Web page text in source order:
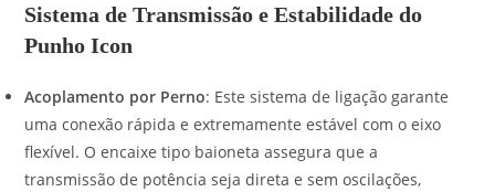
Sistema de Transmissão e Estabilidade do
Punho Icon
Acoplamento por Perno: Este sistema de ligação garante
uma conexão rápida e extremamente estável com o eixo
flexível. O encaixe tipo baioneta assegura que a
transmissão de potência seja direta e sem oscilações,